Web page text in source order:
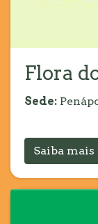
Flora
Sede:
Saiba mais